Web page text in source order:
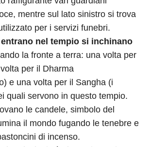
mentre sul lato sinistro si trova
per i servizi funebri.
nel tempio si inchinano
la fronte a terra: una volta per
per il Dharma
e una volta per il Sangha (i
quali servono in questo tempio.
le candele, simbolo del
il mondo fugando le tenebre e
di incenso.